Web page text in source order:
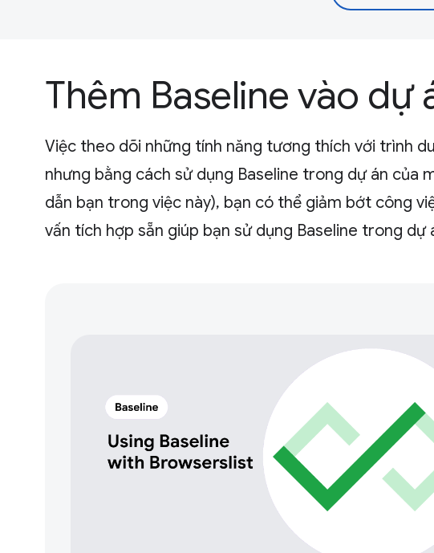
Thêm Baseline vào dự
Việc theo dõi những tính năng tương thích với trình
nhưng bằng cách sử dụng Baseline trong dự án của
dẫn bạn trong việc này), bạn có thể giảm bớt công
vấn tích hợp sẵn giúp bạn sử dụng Baseline trong